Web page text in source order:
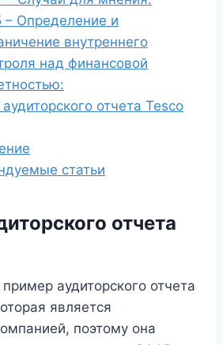
Определение и
внутреннего
над финансовой
отчета Tesco
статьи
отчета
аудиторского отчета
является
поэтому она